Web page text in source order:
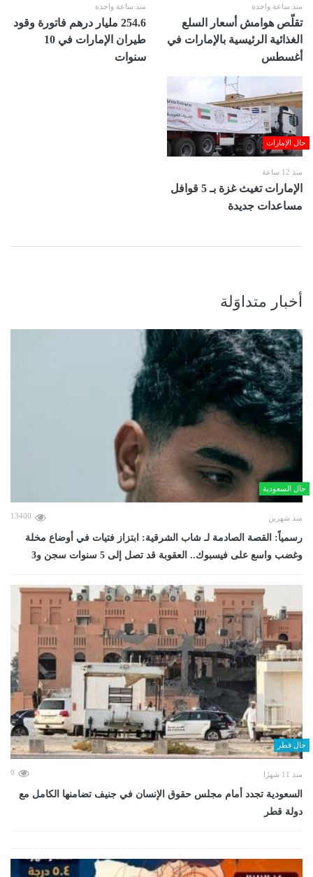
منذ ساعة واحدة
تقلّص هوامش أسعار السلع
الغذائية الرئيسية بالإمارات في
أغسطس
منذ ساعة واحدة
254.6 مليار درهم فاتورة وقود
طيران الإمارات في 10
سنوات
حال الإمارات
منذ 12 ساعة
الإمارات تغيث غزة بـ 5 قوافل
مساعدات جديدة
أخبار متداوَلة
حال السعودية
منذ شهرين 13400
رسمياً: القصة الصادمة لـ شاب الشرقية: ابتزاز فتيات في أوضاع مخلة
وغضب واسع على فيسبوك.. العقوبة قد تصل إلى 5 سنوات سجن و3
حال قطر
منذ 11 شهرًا 0
السعودية تجدد أمام مجلس حقوق الإنسان في جنيف تضامنها الكامل مع
دولة قطر